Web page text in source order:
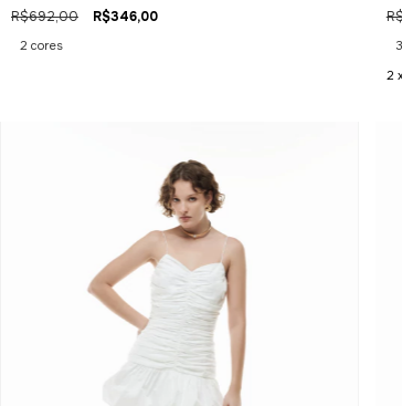
R$692,00 R$346,00
2 cores
2